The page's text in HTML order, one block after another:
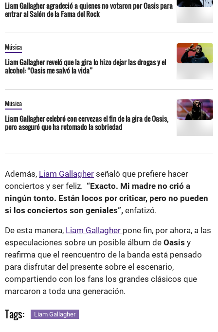
Liam Gallagher agradeció a quienes no votaron por Oasis para
entrar al Salón de la Fama del Rock
Música
Liam Gallagher reveló que la gira lo hizo dejar las drogas y el
alcohol: “Oasis me salvó la vida”
Música
Liam Gallagher celebró con cervezas el fin de la gira de Oasis,
pero aseguró que ha retomado la sobriedad
Además, Liam Gallagher señaló que prefiere hacer
conciertos y ser feliz. “Exacto. Mi madre no crió a
ningún tonto. Están locos por criticar, pero no pueden
si los conciertos son geniales”, enfatizó.
De esta manera, Liam Gallagher pone fin, por ahora, a las
especulaciones sobre un posible álbum de Oasis y
reafirma que el reencuentro de la banda está pensado
para disfrutar del presente sobre el escenario,
compartiendo con los fans los grandes clásicos que
marcaron a toda una generación.
Tags: Liam Gallagher